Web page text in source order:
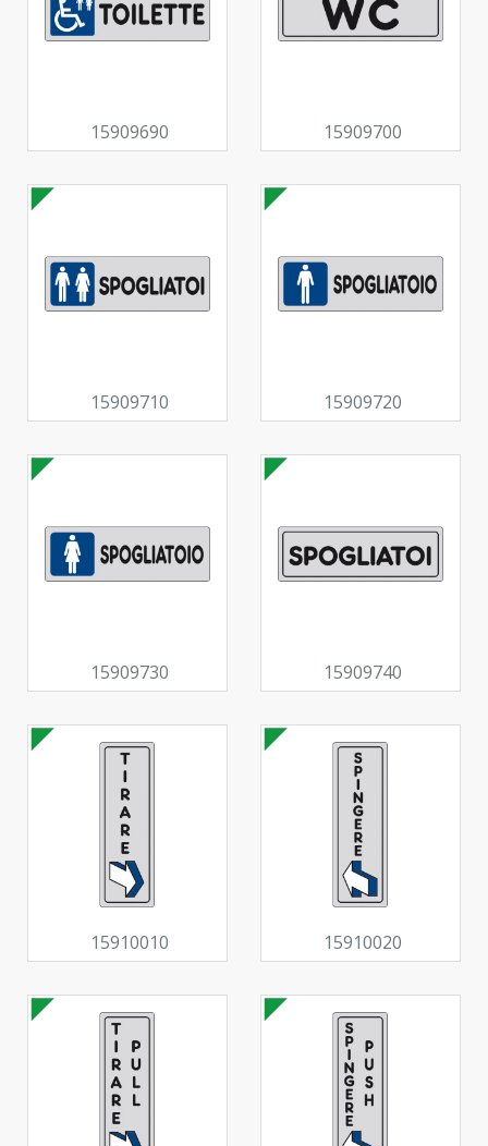
15909690 15909700
15909710 15909720
15909730 15909740
15910010 15910020